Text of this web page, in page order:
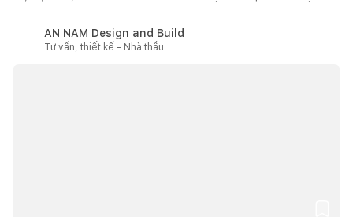
AN NAM Design and Build
Tư vấn, thiết kế - Nhà thầu